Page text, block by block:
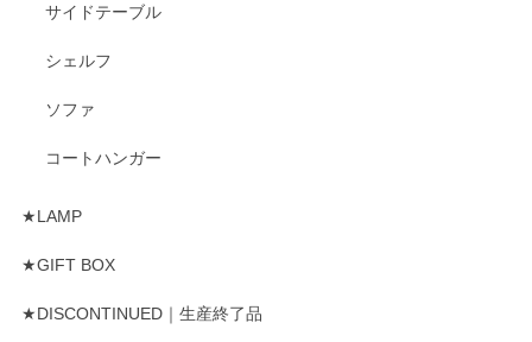
サイドテーブル
シェルフ
ソファ
コートハンガー
★LAMP
★GIFT BOX
★DISCONTINUED｜生産終了品